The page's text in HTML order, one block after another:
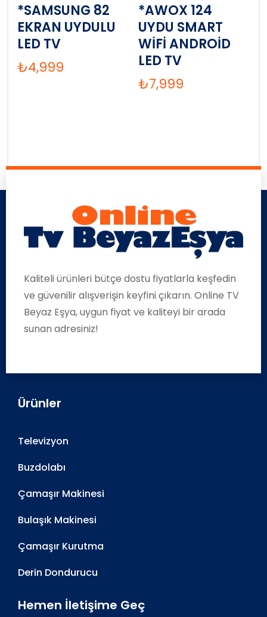
*SAMSUNG 82
EKRAN UYDULU
LED TV
₺4,999
*AWOX 124
UYDU SMART
WİFİ ANDROİD
LED TV
₺7,999
Kaliteli ürünleri bütçe dostu fiyatlarla keşfedin
ve güvenilir alışverişin keyfini çıkarın. Online TV
Beyaz Eşya, uygun fiyat ve kaliteyi bir arada
sunan adresiniz!
Ürünler
Televizyon
Buzdolabı
Çamaşır Makinesi
Bulaşık Makinesi
Çamaşır Kurutma
Derin Dondurucu
Hemen İletişime Geç